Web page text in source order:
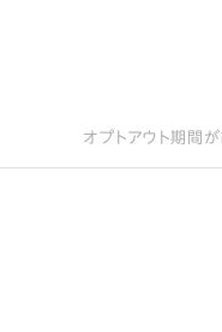
オプトアウト期間